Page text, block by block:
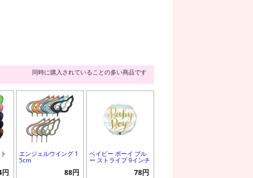
同時に購入されていることの多い商品です
円
エンジェルウイング 1
5cm
88円
ベイビー ボーイ ブル
ー ストライプ 9インチ
78円